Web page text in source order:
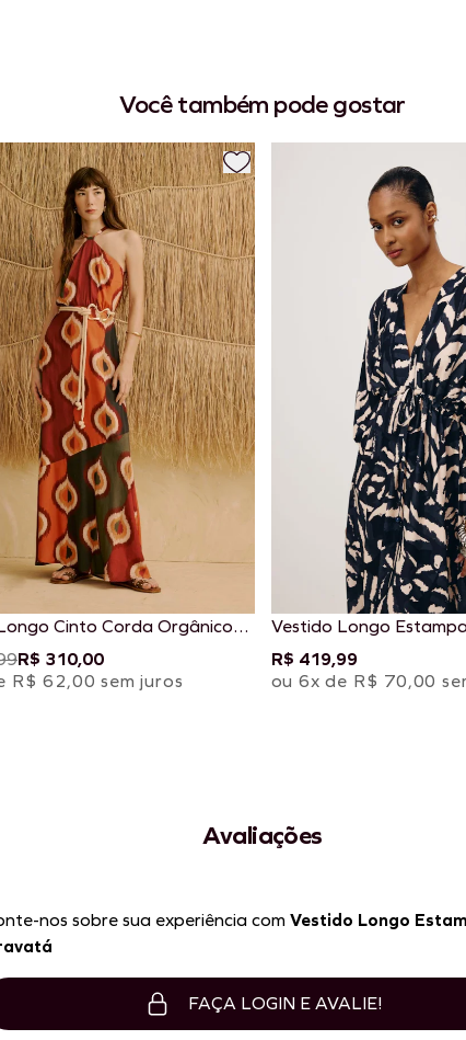
Você também pode gostar
Cinto Corda Orgânico
Taquile
R$ 310,00
R$ 62,00 sem juros
Vestido Longo
R$ 419,99
ou 6x de R$ 70,00
Avaliações
nos sobre sua experiência com Vestido Longo
FAÇA LOGIN E AVALIE!